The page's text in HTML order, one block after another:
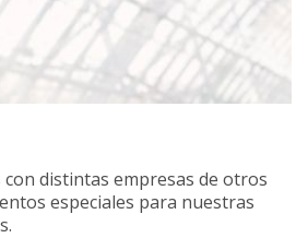
distintas empresas de otros
especiales para nuestras